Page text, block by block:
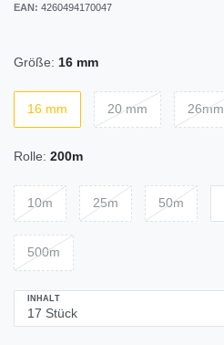
EAN: 4260494170047
Größe: 16 mm
16 mm 20 mm 26mm
Rolle: 200m
10m 25m 50m
500m
INHALT